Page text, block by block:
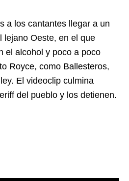
a los cantantes llegar a un
lejano Oeste, en el que
el alcohol y poco a poco
Royce, como Ballesteros,
El videoclip culmina
del pueblo y los detienen.